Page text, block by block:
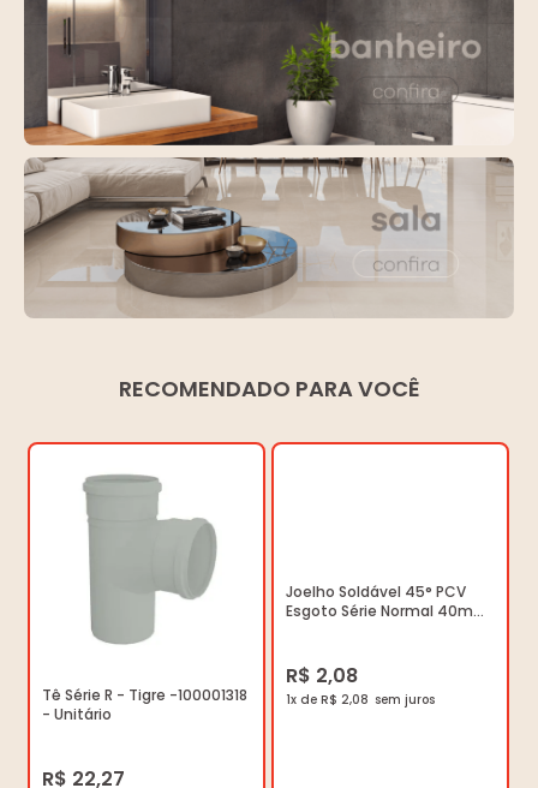
RECOMENDADO PARA VOCÊ
Tê Série R - Tigre -100001318
- Unitário
R$ 22,27
Joelho Soldável 45° PCV
Esgoto Série Normal 40mm
R$ 2,08
1x de R$ 2,08